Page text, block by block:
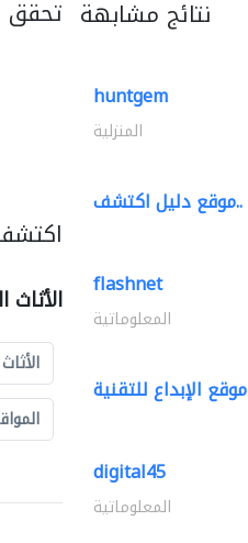
الأثاث
نتائج مشابهة
huntgem
المنزلية
موقع دليل اكتشف..
flashnet
المعلوماتية
موقع الإبداع للتقنية
digital45
المعلوماتية